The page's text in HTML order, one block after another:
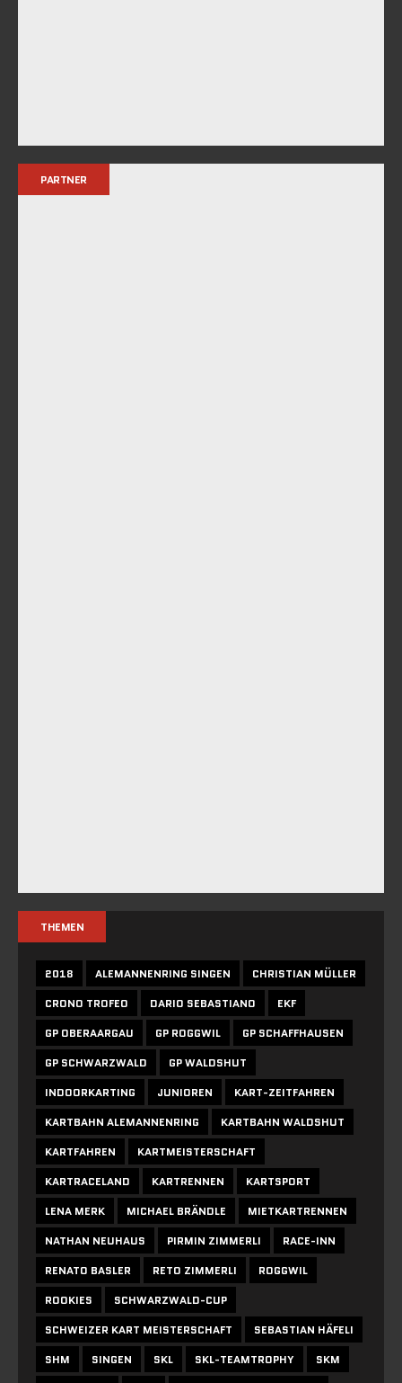
PARTNER
THEMEN
2018 ALEMANNENRING SINGEN
CHRISTIAN MÜLLER
CRONO TROFEO
DARIO SEBASTIANO
EKF
GP OBERAARGAU
GP ROGGWIL
GP SCHAFFHAUSEN
GP SCHWARZWALD
GP WALDSHUT
INDOORKARTING
JUNIOREN
KART-ZEITFAHREN
KARTBAHN ALEMANNENRING
KARTBAHN WALDSHUT
KARTFAHREN
KARTMEISTERSCHAFT
KARTRACELAND
KARTRENNEN
KARTSPORT
LENA MERK
MICHAEL BRÄNDLE
MIETKARTRENNEN
NATHAN NEUHAUS
PIRMIN ZIMMERLI
RACE-INN
RENATO BASLER
RETO ZIMMERLI
ROGGWIL
ROOKIES
SCHWARZWALD-CUP
SCHWEIZER KART MEISTERSCHAFT
SEBASTIAN HÄFELI
SHM
SINGEN SKL SKL-TEAMTROPHY
SKM